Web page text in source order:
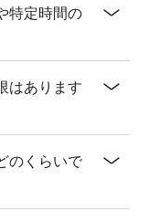
特定時間の
はあります
のくらいで